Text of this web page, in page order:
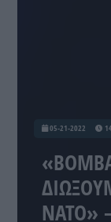
05-21-2022
ΝΑΤΟ»